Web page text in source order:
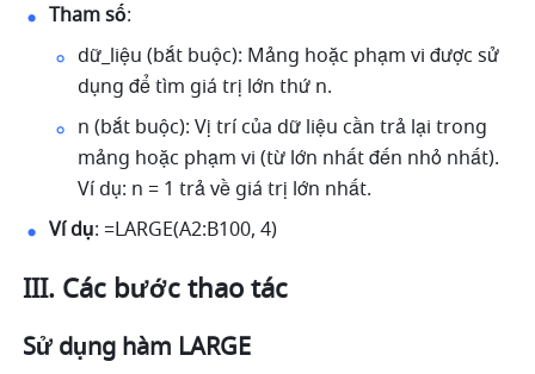
Tham số:
dữ_liệu (bắt buộc): Mảng hoặc phạm vi được sử
dụng để tìm giá trị lớn thứ n.
n (bắt buộc): Vị trí của dữ liệu cần trả lại trong
mảng hoặc phạm vi (từ lớn nhất đến nhỏ nhất).
Ví dụ: n = 1 trả về giá trị lớn nhất.
Ví dụ: =LARGE(A2:B100, 4)
III. Các bước thao tác
Sử dụng hàm LARGE